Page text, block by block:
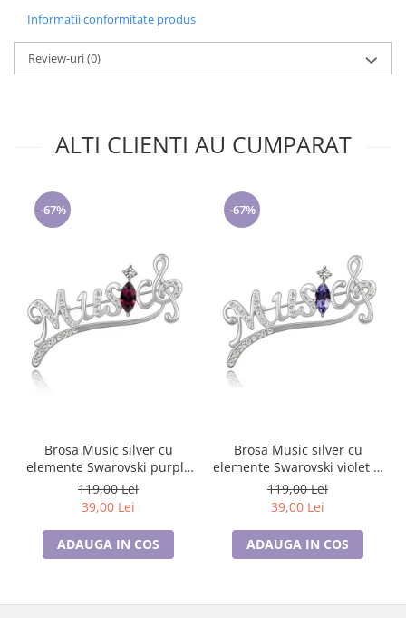
Informatii conformitate produs
Review-uri(0)
ALTI CLIENTI AU CUMPARAT
-67%
Brosa Music silver cu
elemente Swarovski purple
si placata cu aur 18K
garantie 6 luni
119,00 Lei
39,00 Lei
ADAUGA IN COS
-67%
Brosa Music silver cu
elemente Swarovski violet si
placata cu aur 18K garantie
6 luni
119,00 Lei
39,00 Lei
ADAUGA IN COS